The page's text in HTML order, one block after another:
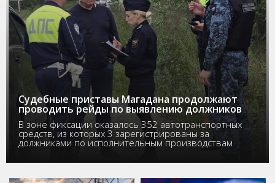
Судебные приставы Магадана продолжают
проводить рейды по выявлению должников
В зоне фиксации оказалось 352 автотранспортных
средств, из которых 3 зарегистрированы за
должниками по исполнительным производствам